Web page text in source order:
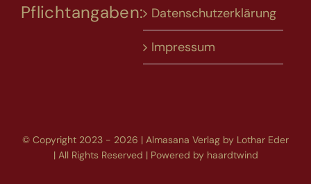
Pflichtangaben: Datenschutzerklärung
Impressum
© Copyright 2023 - 2026 | Almasana Verlag by Lothar Eder
| All Rights Reserved | Powered by haardtwind